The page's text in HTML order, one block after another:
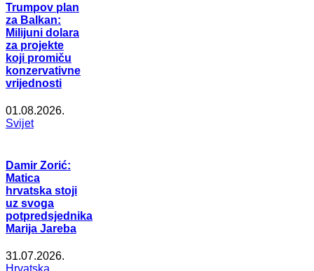
Trumpov plan
za Balkan:
Milijuni dolara
za projekte
koji promiču
konzervativne
vrijednosti
01.08.2026.
Svijet
Damir Zorić:
Matica
hrvatska stoji
uz svoga
potpredsjednika
Marija Jareba
31.07.2026.